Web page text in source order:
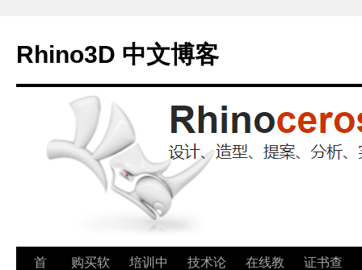
Rhino3D 中文博客
跳首 购买软 培训中 技术论 在线教 证书查